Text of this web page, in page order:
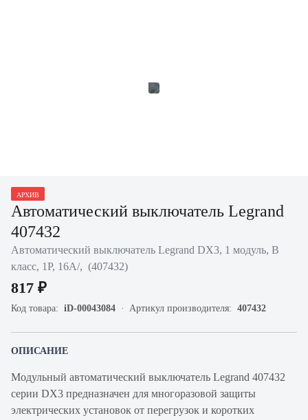
АРХИВ
Автоматический выключатель Legrand
407432
Автоматический выключатель Legrand DX3, 1 модуль, B
класс, 1Р, 16А/, (407432)
817 ₽
Код товара: iD-00043084 Артикул производителя: 407432
ОПИСАНИЕ
Модульный автоматический выключатель Legrand 407432
серии DX3 предназначен для многоразовой защиты
электрических установок от перегрузок и коротких